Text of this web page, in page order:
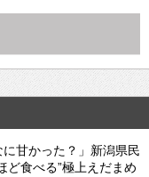
に甘かった？」新潟県民
ど食べる”極上えだまめ